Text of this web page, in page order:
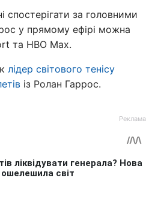
спостерігати за головними
у прямому ефірі можна
та HBO Max.
лідер світового тенісу
із Ролан Гаррос.